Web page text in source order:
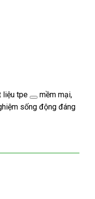
liệu tpe
mềm mại,
sống động đáng